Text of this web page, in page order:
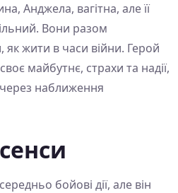
Анджела, вагітна, але її
Вони разом
як жити в часи війни. Герой
майбутнє, страхи та надії,
наближення
бойові дії, але він